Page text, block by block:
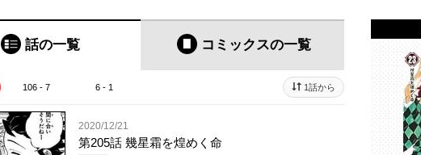
話の一覧 コミックスの一覧
106 - 7 6 - 1 1話から
2020/12/21
第205話 幾星霜を煌めく命